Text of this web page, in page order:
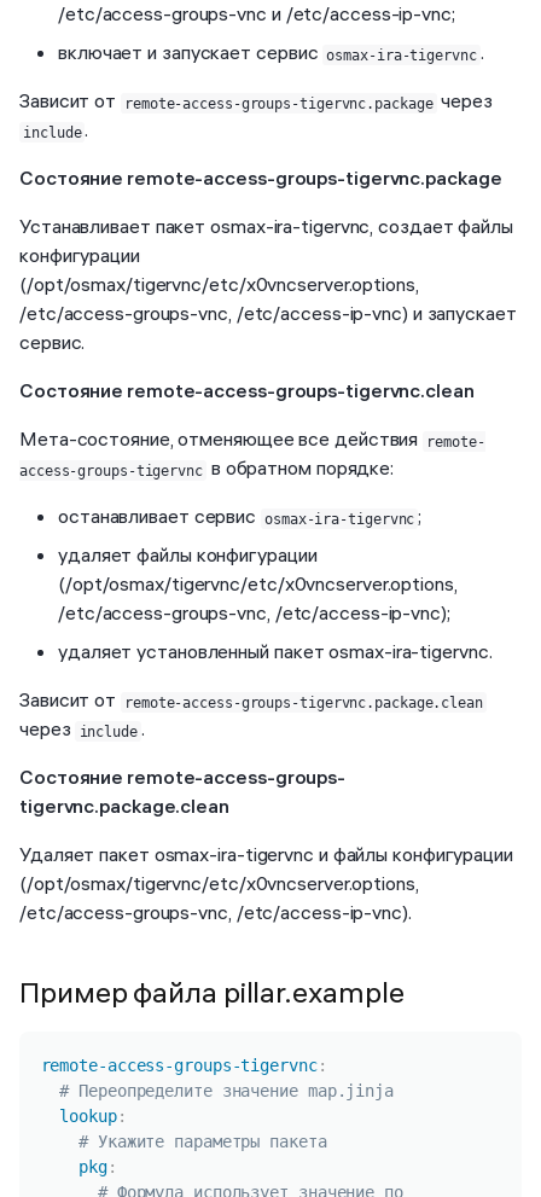
/etc/access-groups-vnc и /etc/access-ip-vnc;
включает и запускает сервис osmax-ira-tigervnc .
Зависит от
remote-access-groups-tigervnc.package через
include .
Состояние remote-access-groups-tigervnc.package
Устанавливает пакет osmax-ira-tigervnc, создает файлы
конфигурации
(/opt/osmax/tigervnc/etc/x0vncserver.options,
/etc/access-groups-vnc, /etc/access-ip-vnc) и запускает
сервис.
Состояние remote-access-groups-tigervnc.clean
Мета-состояние, отменяющее все действия
remote-
access-groups-tigervnc в обратном порядке:
останавливает сервис osmax-ira-tigervnc ;
удаляет файлы конфигурации
(/opt/osmax/tigervnc/etc/x0vncserver.options,
/etc/access-groups-vnc, /etc/access-ip-vnc);
удаляет установленный пакет osmax-ira-tigervnc.
Зависит от
remote-access-groups-tigervnc.package.clean
через include .
Состояние remote-access-groups-
tigervnc.package.clean
Удаляет пакет osmax-ira-tigervnc и файлы конфигурации
(/opt/osmax/tigervnc/etc/x0vncserver.options,
/etc/access-groups-vnc, /etc/access-ip-vnc).
Пример файла pillar.example
remote-access-groups-tigervnc:
# Переопределите значение map.jinja
lookup:
# Укажите параметры пакета
pkg:
# Формула использует значение по